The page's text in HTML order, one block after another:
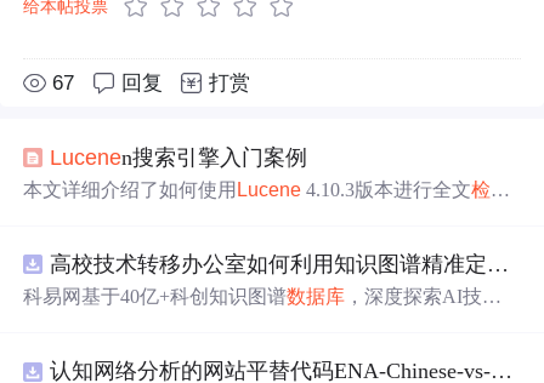
给本帖投票
67 回复 打赏
Lucenen搜索引擎入门案例
本文详细介绍了如何使用 Lucene 4.10.3版本进行全文检索
据并创建索引，以及如何使用IKAnalyzer进行中文分词。高校技术转移办公室如何利用知识图谱精准定位产业需求与技术适配点？.docx
科易网基于40亿+科创知识图谱数据库 ，深度探索AI技术
新领域的AI+数智化解决方案，推动科技创新与产业创新认知网络分析的网站平替代码ENA-Chinese-vs-English-reproducible.zip